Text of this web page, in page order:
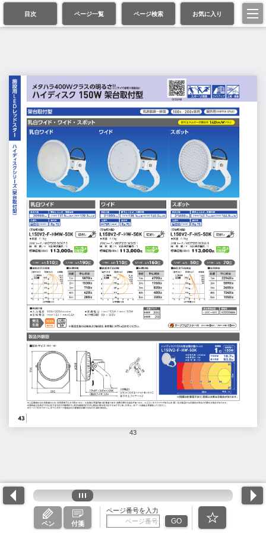
目次 ページ一覧 ページ検索 お気に入り
43
ペン 付箋
ページ番号を入力
GO